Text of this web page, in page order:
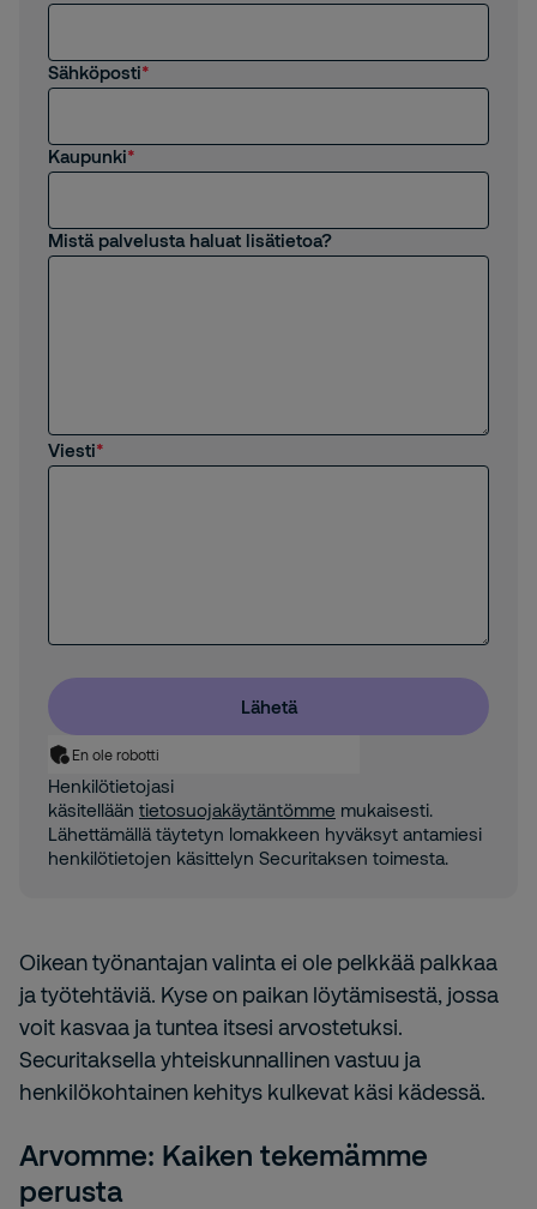
Oikean työnantajan valinta ei ole pelkkää palkkaa
ja työtehtäviä. Kyse on paikan löytämisestä, jossa
voit kasvaa ja tuntea itsesi arvostetuksi.
Securitaksella yhteiskunnallinen vastuu ja
henkilökohtainen kehitys kulkevat käsi kädessä.
Arvomme: Kaiken tekemämme
perusta
Sähköposti
Kaupunki
Mistä palvelusta haluat lisätietoa?
Viesti
Lähetä
En ole robotti
Henkilötietojasi
käsitellään tietosuojakäytäntömme mukaisesti.
Lähettämällä täytetyn lomakkeen hyväksyt antamiesi
henkilötietojen käsittelyn Securitaksen toimesta.